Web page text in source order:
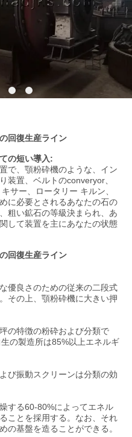
回復生産ライン
の短い導入:
で、顎粉砕機のような、イン
装置、ベルトのconveryor、
サー、ロータリー キルン、
に必要とされるあなたの石の
粗い鉱石の等級決まられ、あ
して装置を主にあなたの状態
回復生産ライン
優良さのための従来の二段式
その上、顎粉砕機に大きい押
の特徴の粉砕および分類で
の製造所は85%以上エネルギ
び振動スクリーンは分類の効
する60-80%によってエネル
ことを採用する。なお、それ
の基盤を造ることができる。